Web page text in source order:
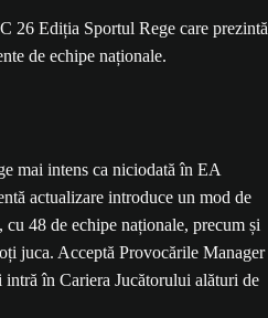
mai intens ca niciodată în EA
actualizare introduce un mod de
48 de echipe naționale, precum și
juca. Acceptă Provocările Manager
în Cariera Jucătorului alături de